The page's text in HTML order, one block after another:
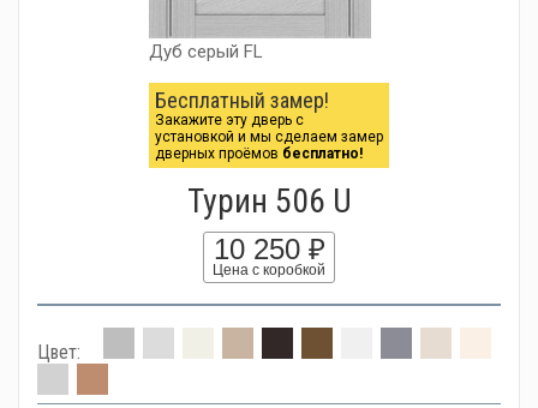
Дуб серый FL
Бесплатный замер!
Закажите эту дверь с
установкой и мы сделаем замер
дверных проёмов бесплатно!
Турин 506 U
10 250 ₽
Цена с коробкой
Цвет: